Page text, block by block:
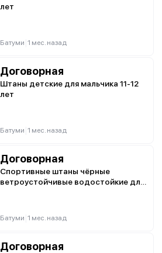
лет
Батуми 1 мес. назад
Договорная
Штаны детские для мальчика 11-12
лет
Батуми 1 мес. назад
Договорная
Спортивные штаны чёрные
ветроустойчивые водостойкие для
Батуми 1 мес. назад
Договорная